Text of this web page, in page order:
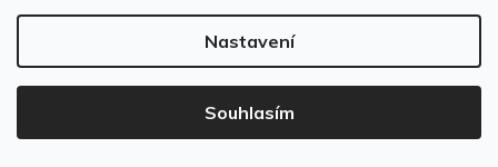
Nastavení
Souhlasím